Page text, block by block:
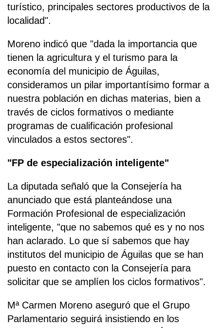
turístico, principales sectores productivos de la
localidad".
Moreno indicó que "dada la importancia que
tienen la agricultura y el turismo para la
economía del municipio de Águilas,
consideramos un pilar importantísimo formar a
nuestra población en dichas materias, bien a
través de ciclos formativos o mediante
programas de cualificación profesional
vinculados a estos sectores".
"FP de especialización inteligente"
La diputada señaló que la Consejería ha
anunciado que está planteándose una
Formación Profesional de especialización
inteligente, "que no sabemos qué es y no nos
han aclarado. Lo que sí sabemos que hay
institutos del municipio de Águilas que se han
puesto en contacto con la Consejería para
solicitar que se amplíen los ciclos formativos".
Mª Carmen Moreno aseguró que el Grupo
Parlamentario seguirá insistiendo en los